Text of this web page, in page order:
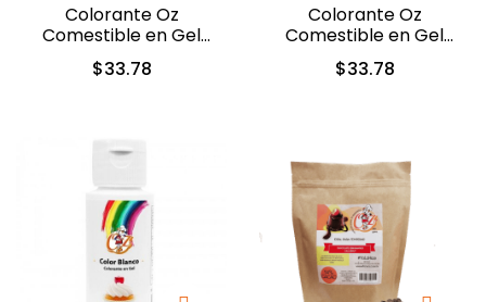
Colorante Oz
Comestible en Gel
Violeta 60ml (5312)
$33.78
Colorante Oz
Comestible en Gel
Verde Follaje 60ml
(5313)
$33.78